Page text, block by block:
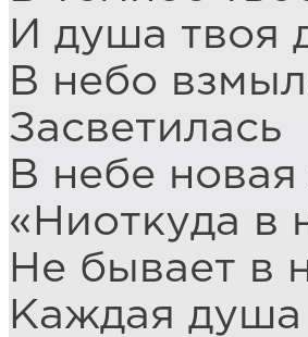
И душа твоя
В небо
Засветилась
В небе новая
«Ниоткуда в
Не бывает в
Каждая душа